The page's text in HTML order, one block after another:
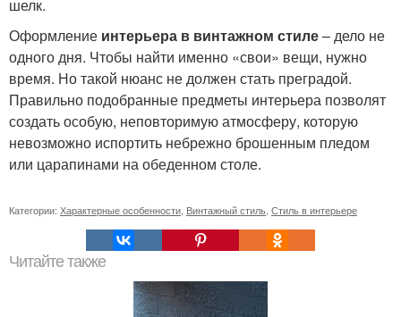
шелк.
Оформление интерьера в винтажном стиле– дело не
одного дня. Чтобы найти именно «свои» вещи, нужно
время. Но такой нюанс не должен стать преградой.
Правильно подобранные предметы интерьера позволят
создать особую, неповторимую атмосферу, которую
невозможно испортить небрежно брошенным пледом
или царапинами на обеденном столе.
Категории: Характерные особенности Винтажный стиль Стиль в интерьере
Читайте также